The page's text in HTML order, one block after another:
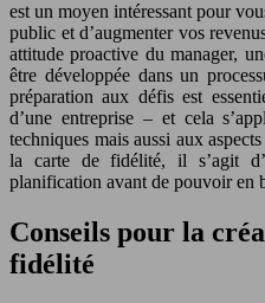
est un moyen intéressant pour
public et d’augmenter vos
attitude proactive du manager,
être développée dans un
préparation aux défis est
d’une entreprise – et cela
techniques mais aussi aux
la carte de fidélité, il s’agit
planification avant de pouvoir en
Conseils pour la
fidélité